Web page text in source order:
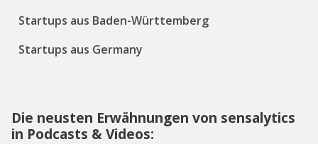
Startups aus Baden-Württemberg
Startups aus Germany
Die neusten Erwähnungen von sensalytics
in Podcasts & Videos: